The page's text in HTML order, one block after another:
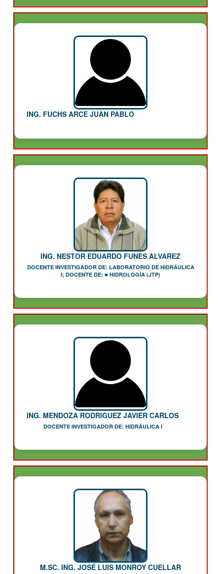
ING. FUCHS ARCE JUAN PABLO
ING. NESTOR EDUARDO FUNES ALVAREZ
DOCENTE INVESTIGADOR DE: LABORATORIO DE HIDRÁULICA
I; DOCENTE DE: ■ HIDROLOGÍA (JTP)
ING. MENDOZA RODRIGUEZ JAVIER CARLOS
DOCENTE INVESTIGADOR DE: HIDRÁULICA I
M.SC. ING. JOSÉ LUIS MONROY CUELLAR